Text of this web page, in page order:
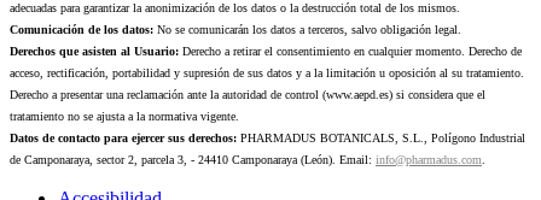
adecuadas para garantizar la anonimización de los datos o la destrucción total de los mismos.
Comunicación de los datos: No se comunicarán los datos a terceros, salvo obligación legal.
Derechos que asisten al Usuario: Derecho a retirar el consentimiento en cualquier momento. Derecho de
acceso, rectificación, portabilidad y supresión de sus datos y a la limitación u oposición al su tratamiento.
Derecho a presentar una reclamación ante la autoridad de control (www.aepd.es) si considera que el
tratamiento no se ajusta a la normativa vigente.
Datos de contacto para ejercer sus derechos: PHARMADUS BOTANICALS, S.L., Polígono Industrial
de Camponaraya, sector 2, parcela 3, - 24410 Camponaraya (León). Email: info@pharmadus.com.